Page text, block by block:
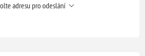
adresu pro odeslání